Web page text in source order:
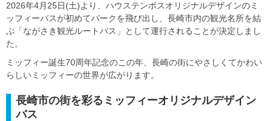
2026年4月25日(土)より、ハウステンボスオリジナルデザインのミ
ッフィーバスが初めてパークを飛び出し、長崎市内の観光名所を結
ぶ「ながさき観光ルートバス」として運行されることが決定しまし
た。
ミッフィー誕生70周年記念のこの年、長崎の街にやさしくてかわい
らしいミッフィーの世界が広がります。
長崎市の街を彩るミッフィーオリジナルデザイン
バス